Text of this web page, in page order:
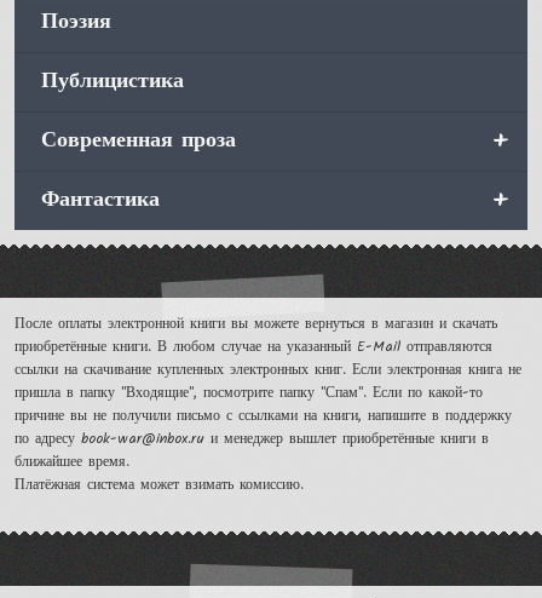
Поэзия
Публицистика
+
Современная проза
+
Фантастика
После оплаты электронной книги вы можете вернуться в магазин и скачать
приобретённые книги. В любом случае на указанный E-Mail отправляются
ссылки на скачивание купленных электронных книг. Если электронная книга не
пришла в папку "Входящие", посмотрите папку "Спам". Если по какой-то
причине вы не получили письмо с ссылками на книги, напишите в поддержку
по адресу book-war@inbox.ru и менеджер вышлет приобретённые книги в
ближайшее время.
Платёжная система может взимать комиссию.